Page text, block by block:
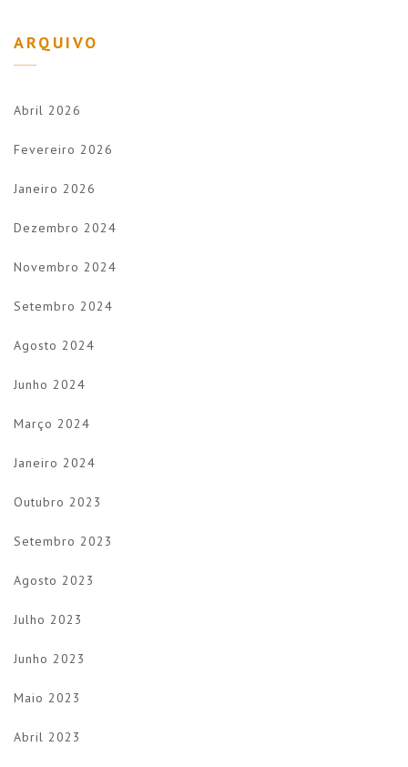
ARQUIVO
Abril 2026
Fevereiro 2026
Janeiro 2026
Dezembro 2024
Novembro 2024
Setembro 2024
Agosto 2024
Junho 2024
Março 2024
Janeiro 2024
Outubro 2023
Setembro 2023
Agosto 2023
Julho 2023
Junho 2023
Maio 2023
Abril 2023